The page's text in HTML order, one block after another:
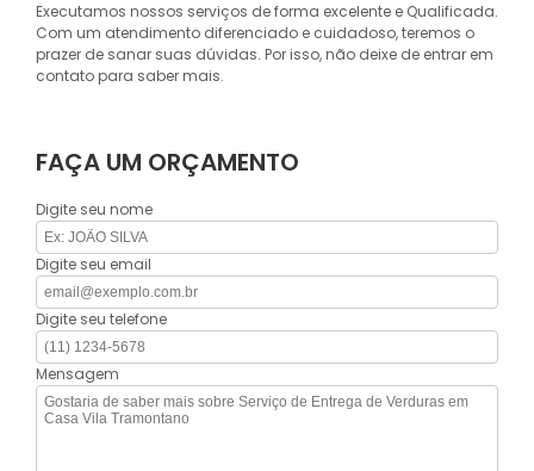
Executamos nossos serviços de forma excelente e Qualificada.
Com um atendimento diferenciado e cuidadoso, teremos o
prazer de sanar suas dúvidas. Por isso, não deixe de entrar em
contato para saber mais.
FAÇA UM ORÇAMENTO
Digite seu nome
Digite seu email
Digite seu telefone
Mensagem